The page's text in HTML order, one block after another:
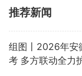
推荐新闻
组图丨2026年安
考 多方联动全力